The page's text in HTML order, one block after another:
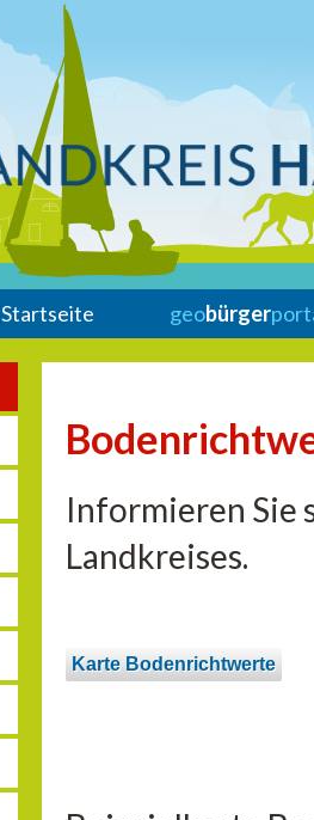
Startseite geobürger
Informieren Sie
Landkreises.
Karte Bodenrichtwerte